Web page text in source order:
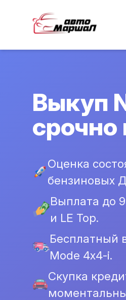
Выкуп
срочно
Оценка
бензиновых
Выплата до
и LE Top.
Бесплатный
Mode 4x4-i.
Скупка